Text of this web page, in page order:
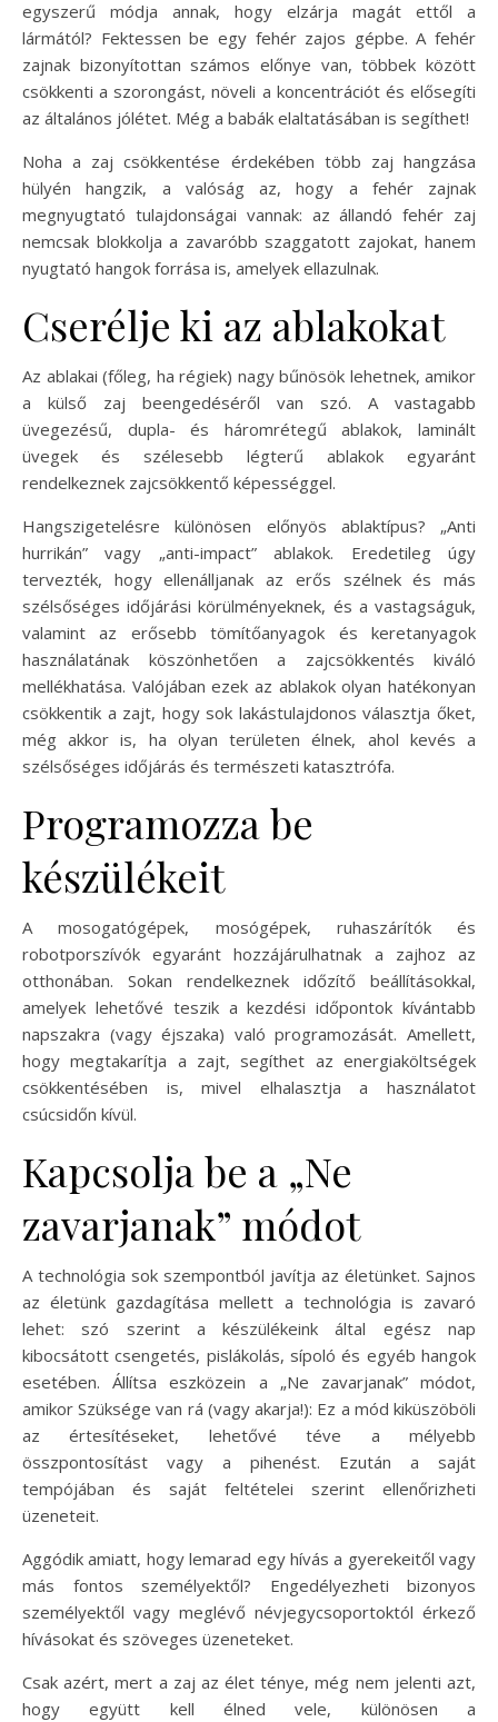
egyszerű módja annak, hogy elzárja magát ettől a
lármától? Fektessen be egy fehér zajos gépbe. A fehér
zajnak bizonyítottan számos előnye van, többek között
csökkenti a szorongást, növeli a koncentrációt és elősegíti
az általános jólétet. Még a babák elaltatásában is segíthet!
Noha a zaj csökkentése érdekében több zaj hangzása
hülyén hangzik, a valóság az, hogy a fehér zajnak
megnyugtató tulajdonságai vannak: az állandó fehér zaj
nemcsak blokkolja a zavaróbb szaggatott zajokat, hanem
nyugtató hangok forrása is, amelyek ellazulnak.
Cserélje ki az ablakokat
Az ablakai (főleg, ha régiek) nagy bűnösök lehetnek, amikor
a külső zaj beengedéséről van szó. A vastagabb
üvegezésű, dupla- és háromrétegű ablakok, laminált
üvegek és szélesebb légterű ablakok egyaránt
rendelkeznek zajcsökkentő képességgel.
Hangszigetelésre különösen előnyös ablaktípus? „Anti
hurrikán” vagy „anti-impact” ablakok. Eredetileg úgy
tervezték, hogy ellenálljanak az erős szélnek és más
szélsőséges időjárási körülményeknek, és a vastagságuk,
valamint az erősebb tömítőanyagok és keretanyagok
használatának köszönhetően a zajcsökkentés kiváló
mellékhatása. Valójában ezek az ablakok olyan hatékonyan
csökkentik a zajt, hogy sok lakástulajdonos választja őket,
még akkor is, ha olyan területen élnek, ahol kevés a
szélsőséges időjárás és természeti katasztrófa.
Programozza be
készülékeit
A mosogatógépek, mosógépek, ruhaszárítók és
robotporszívók egyaránt hozzájárulhatnak a zajhoz az
otthonában. Sokan rendelkeznek időzítő beállításokkal,
amelyek lehetővé teszik a kezdési időpontok kívántabb
napszakra (vagy éjszaka) való programozását. Amellett,
hogy megtakarítja a zajt, segíthet az energiaköltségek
csökkentésében is, mivel elhalasztja a használatot
csúcsidőn kívül.
Kapcsolja be a „Ne
zavarjanak” módot
A technológia sok szempontból javítja az életünket. Sajnos
az életünk gazdagítása mellett a technológia is zavaró
lehet: szó szerint a készülékeink által egész nap
kibocsátott csengetés, pislákolás, sípoló és egyéb hangok
esetében. Állítsa eszközein a „Ne zavarjanak” módot,
amikor Szüksége van rá (vagy akarja!): Ez a mód kiküszöböli
az értesítéseket, lehetővé téve a mélyebb
összpontosítást vagy a pihenést. Ezután a saját
tempójában és saját feltételei szerint ellenőrizheti
üzeneteit.
Aggódik amiatt, hogy lemarad egy hívás a gyerekeitől vagy
más fontos személyektől? Engedélyezheti bizonyos
személyektől vagy meglévő névjegycsoportoktól érkező
hívásokat és szöveges üzeneteket.
Csak azért, mert a zaj az élet ténye, még nem jelenti azt,
hogy együtt kell élned vele, különösen a